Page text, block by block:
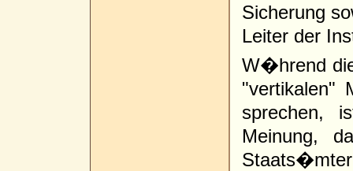
Sicherung
Leiter der
W�hrend
"vertikalen"
sprechen,
Meinung,